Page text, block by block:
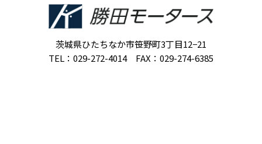
茨城県ひたちなか市笹野町3丁目12−21
TEL：029-272-4014 FAX：029-274-6385